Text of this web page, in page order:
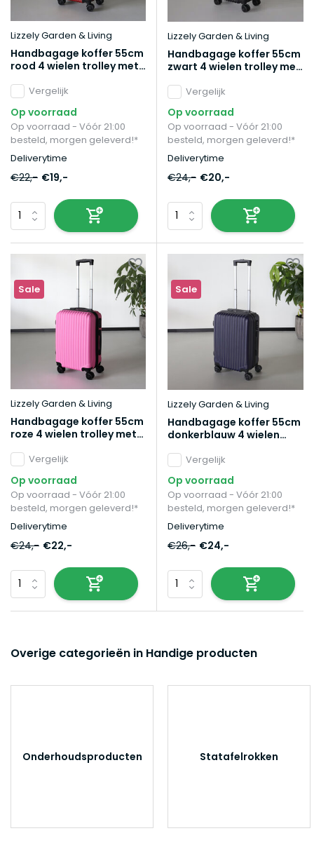
Lizzely Garden & Living
Handbagage koffer 55cm
rood 4 wielen trolley met
Vergelijk
Op voorraad
Op voorraad - Vóór 21:00
besteld, morgen geleverd!*
Deliverytime
€22,- €19,-
Lizzely Garden & Living
Handbagage koffer 55cm
zwart 4 wielen trolley met
Vergelijk
Op voorraad
Op voorraad - Vóór 21:00
besteld, morgen geleverd!*
Deliverytime
€24,- €20,-
Sale
Lizzely Garden & Living
Handbagage koffer 55cm
roze 4 wielen trolley met
Vergelijk
Op voorraad
Op voorraad - Vóór 21:00
besteld, morgen geleverd!*
Deliverytime
€24,- €22,-
Sale
Lizzely Garden & Living
Handbagage koffer 55cm
donkerblauw 4 wielen
reiskoffer
Vergelijk
Op voorraad
Op voorraad - Vóór 21:00
besteld, morgen geleverd!*
Deliverytime
€26,- €24,-
Overige categorieën in Handige producten
Onderhoudsproducten Statafelrokken